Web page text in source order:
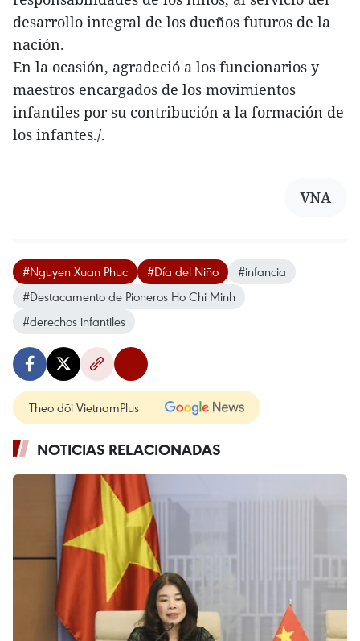
desarrollo integral de los dueños futuros de la
nación.
En la ocasión, agradeció a los funcionarios y
maestros encargados de los movimientos
infantiles por su contribución a la formación de
los infantes./.
VNA
#Nguyen Xuan Phuc #Día del Niño
#infancia
#Destacamento de Pioneros Ho Chi Minh
#derechos infantiles
Theo dõi VietnamPlus
NOTICIAS RELACIONADAS